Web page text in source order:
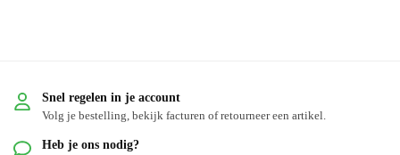
Snel regelen in je account
Volg je bestelling, bekijk facturen of retourneer een artikel.
Heb je ons nodig?